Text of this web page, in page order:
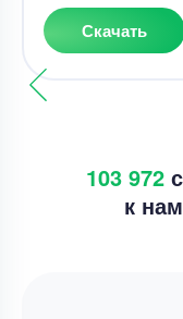
Скачать
103 972
к